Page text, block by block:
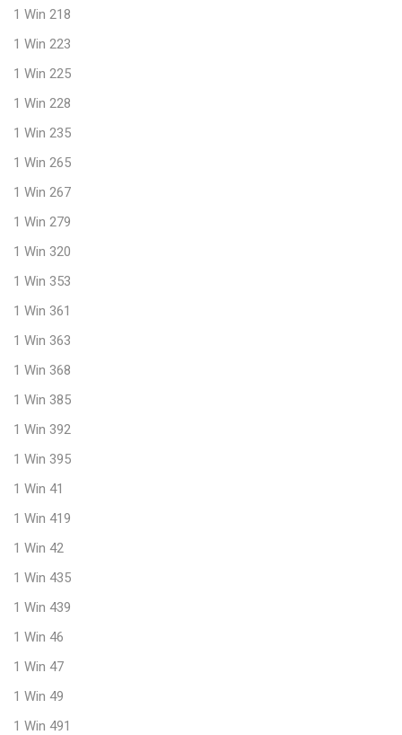
1 Win 218
1 Win 223
1 Win 225
1 Win 228
1 Win 235
1 Win 265
1 Win 267
1 Win 279
1 Win 320
1 Win 353
1 Win 361
1 Win 363
1 Win 368
1 Win 385
1 Win 392
1 Win 395
1 Win 41
1 Win 419
1 Win 42
1 Win 435
1 Win 439
1 Win 46
1 Win 47
1 Win 49
1 Win 491